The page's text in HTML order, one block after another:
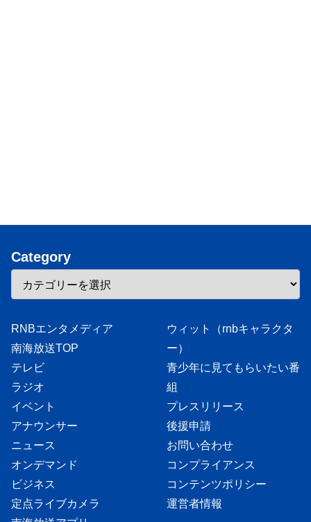
Category
RNBエンタメディア
南海放送TOP
テレビ
ラジオ
イベント
アナウンサー
ニュース
オンデマンド
ビジネス
定点ライブカメラ
ウィット（rnbキャラクタ
ー）
青少年に見てもらいたい番
組
プレスリリース
後援申請
お問い合わせ
コンプライアンス
コンテンツポリシー
運営者情報